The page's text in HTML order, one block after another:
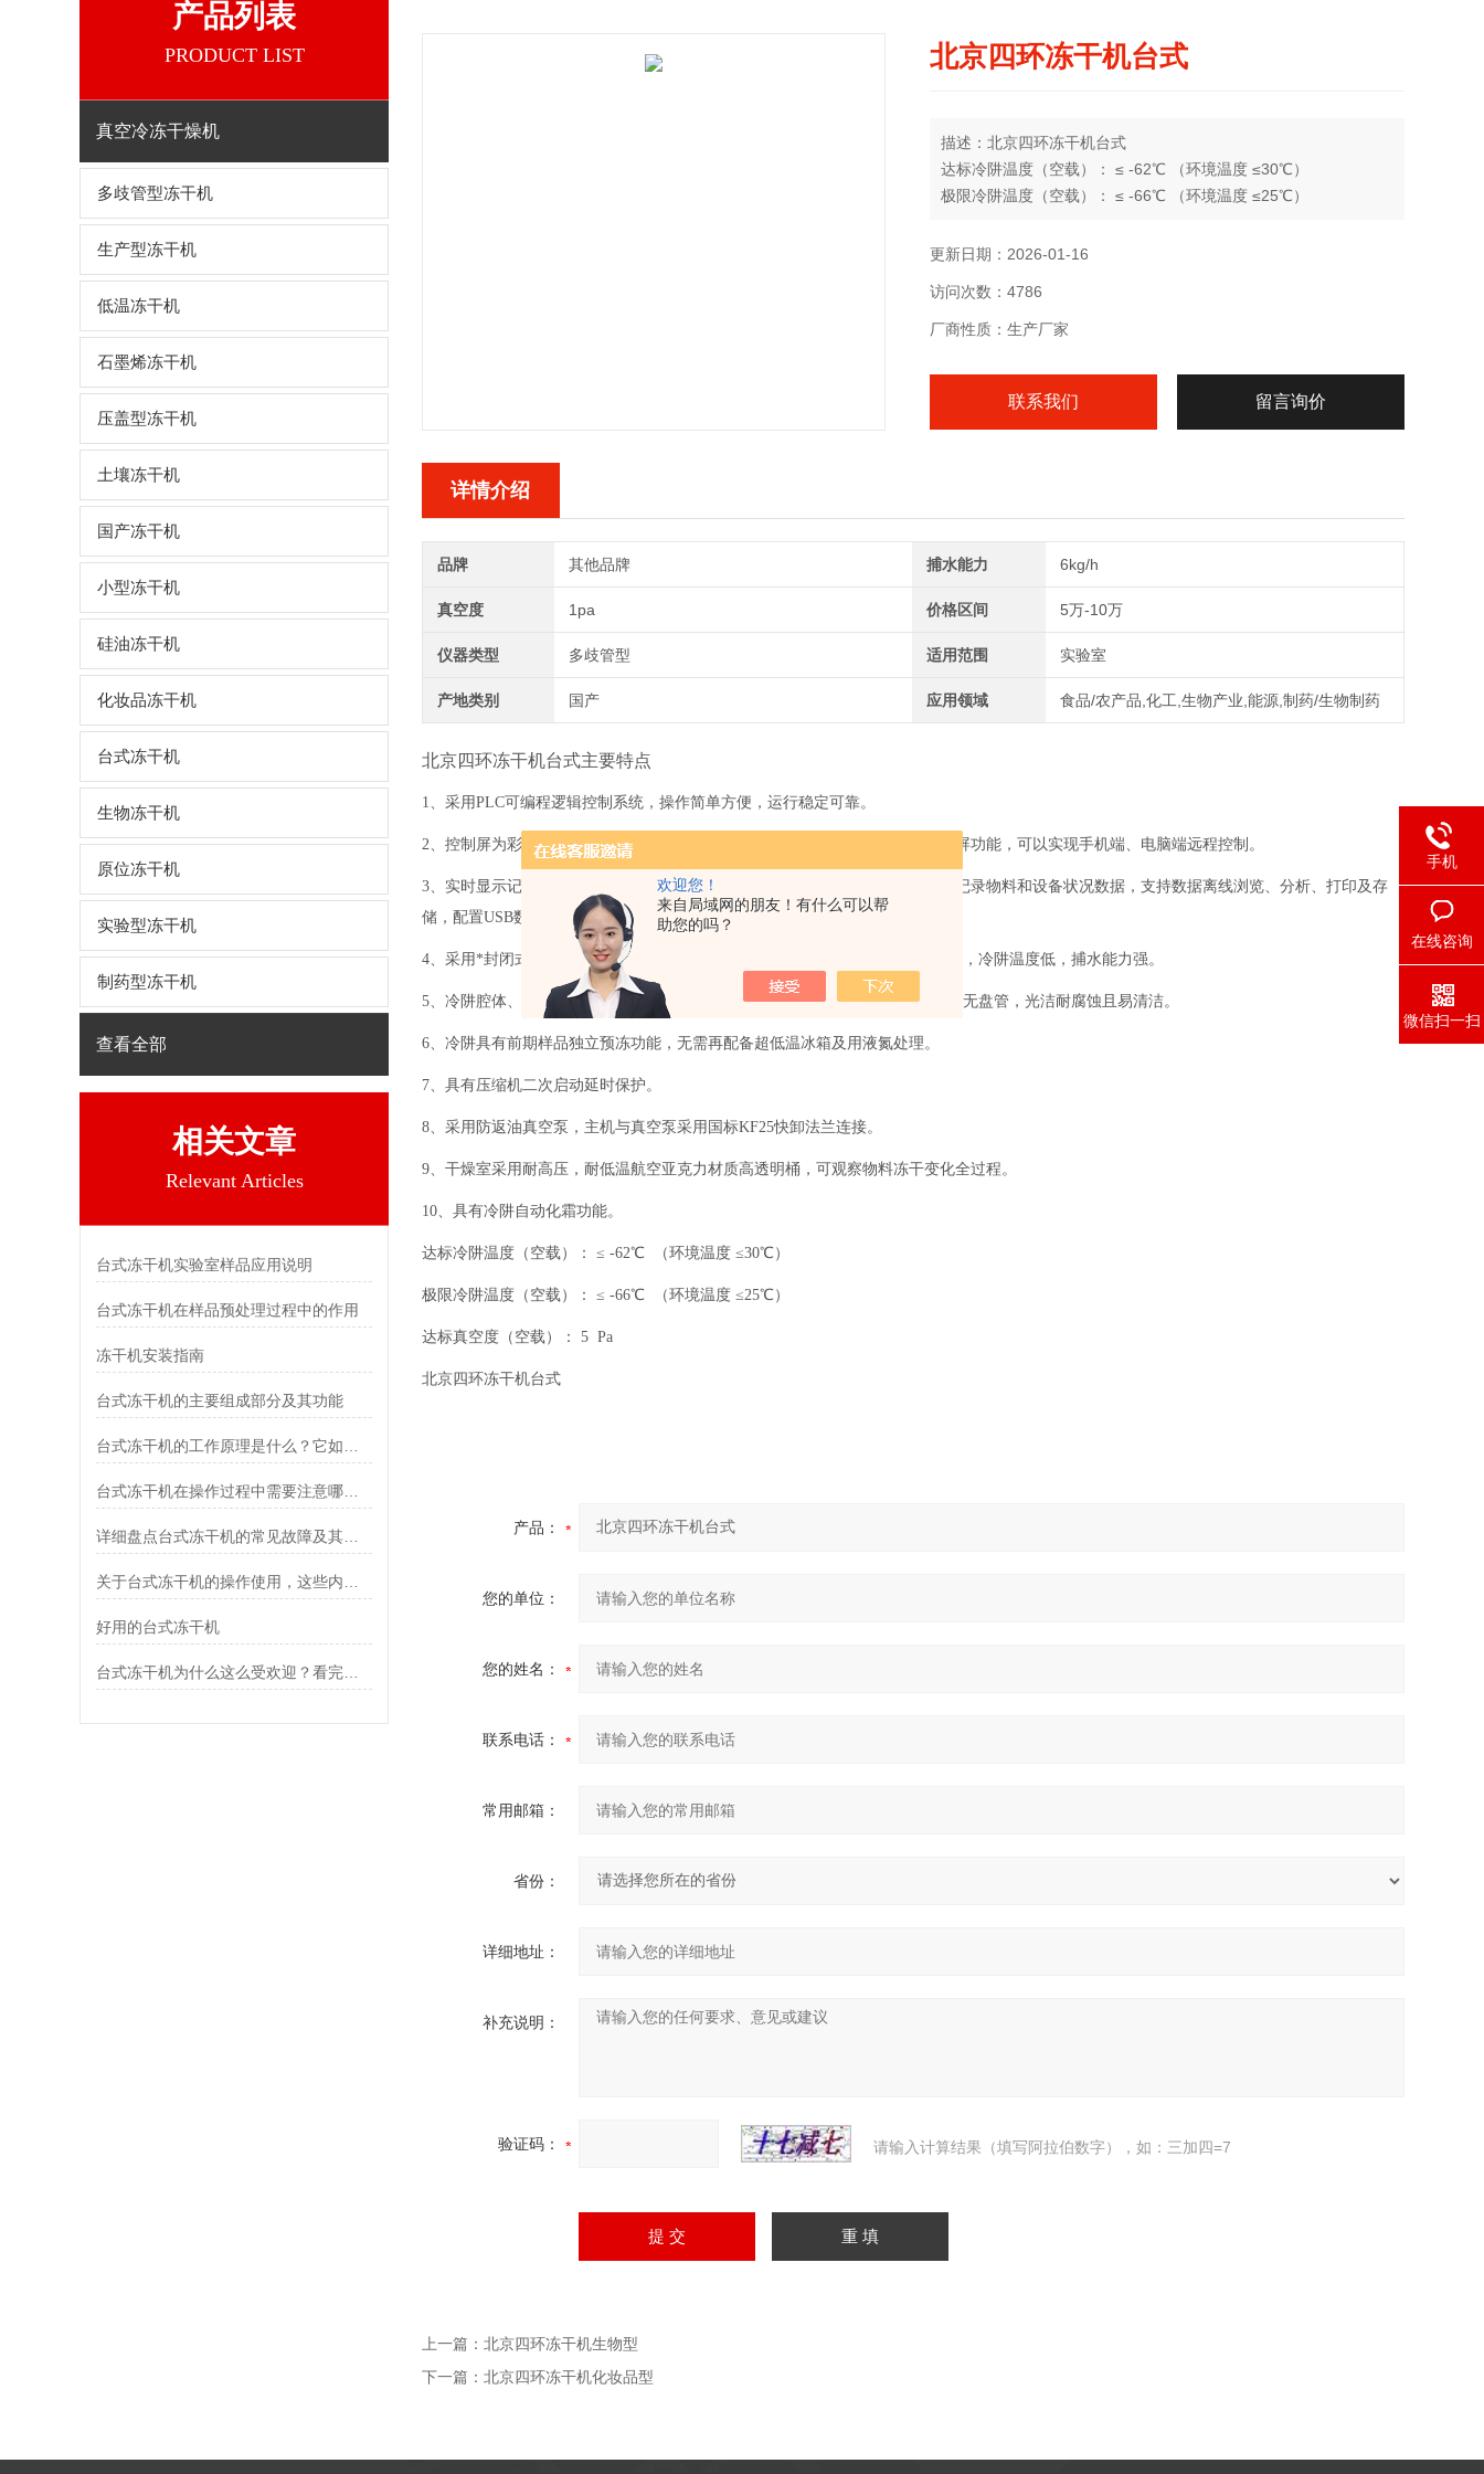
欢迎您！
来自局域网的朋友！有什么可以帮
助您的吗？
产品列表
PRODUCT LIST
真空冷冻干燥机
多歧管型冻干机
生产型冻干机
低温冻干机
石墨烯冻干机
压盖型冻干机
土壤冻干机
国产冻干机
小型冻干机
硅油冻干机
化妆品冻干机
台式冻干机
生物冻干机
原位冻干机
实验型冻干机
制药型冻干机
查看全部
相关文章
Relevant Articles
台式冻干机实验室样品应用说明
台式冻干机在样品预处理过程中的作用
冻干机安装指南
台式冻干机的主要组成部分及其功能
台式冻干机在操作过程中需要注意哪些事项？
详细盘点台式冻干机的常见故障及其解决方法
好用的台式冻干机
台式冻干机为什么这么受欢迎？看完它的优点就知道了
北京四环冻干机台式
描述：北京四环冻干机台式
达标冷阱温度（空载）： ≤ -62℃ （环境温度 ≤30℃）
极限冷阱温度（空载）： ≤ -66℃ （环境温度 ≤25℃）
物料量：
毫升、500毫升）（广口瓶:600毫升、1200毫升）
更新日期：2026-01-16
访问次数：4786
厂商性质：生产厂家
联系我们 留言询价
详情介绍
品牌 其他品牌 捕水能力 6kg/h
真空度 1pa 价格区间 5万-10万
仪器类型 多歧管型 适用范围 实验室
产地类别 国产 应用领域 食品/农产品,化工,生物产业,能源,制药/生物制药
北京四环冻干机台式主要特点
1、采用PLC可编程逻辑控制系统，操作简单方便，运行稳定可靠。
2、控制屏为彩色触摸屏，人机交互界面友好，可中英文语言转换，显示屏有锁屏功能，可以实现手机端、电脑端远程控制。
3、实时显示记录真空度、冷阱温度、物料温度，每分钟存储一次数据，可连续记录物料和设备状况数据，支持数据离线浏览、分析、打印及存
储，配置USB数据存储串口。
4、采用*封闭式压缩机，单机混合环保制冷技术，标准绿色环保冷媒，制冷迅速，冷阱温度低，捕水能力强。
5、冷阱腔体、物料盘、物料架、机身顶部接触面全为304不锈钢材料，冷阱腔内无盘管，光洁耐腐蚀且易清洁。
6、冷阱具有前期样品独立预冻功能，无需再配备超低温冰箱及用液氮处理。
7、具有压缩机二次启动延时保护。
8、采用防返油真空泵，主机与真空泵采用国标KF25快卸法兰连接。
9、干燥室采用耐高压，耐低温航空亚克力材质高透明桶，可观察物料冻干变化全过程。
10、具有冷阱自动化霜功能。
达标冷阱温度（空载）： ≤ -62℃ （环境温度 ≤30℃）
极限冷阱温度（空载）： ≤ -66℃ （环境温度 ≤25℃）
达标真空度（空载）： 5 Pa
北京四环冻干机台式
产品：
您的单位：
您的姓名：
联系电话：
常用邮箱：
省份：
详细地址：
补充说明：
验证码： 请输入计算结果（填写阿拉伯数字），如：三加四=7
上一篇： 北京四环冻干机生物型
下一篇： 北京四环冻干机化妆品型
手机
在线咨询
微信扫一扫